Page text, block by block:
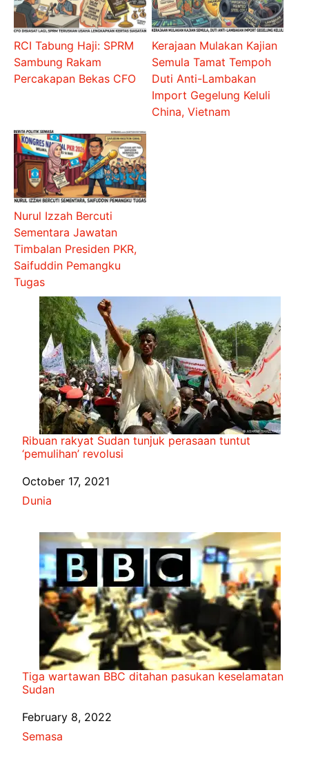
RCI Tabung Haji: SPRM
Sambung Rakam
Percakapan Bekas CFO
Kerajaan Mulakan Kajian
Semula Tamat Tempoh
Duti Anti-Lambakan
Import Gegelung Keluli
China, Vietnam
Nurul Izzah Bercuti
Sementara Jawatan
Timbalan Presiden PKR,
Saifuddin Pemangku
Tugas
Ribuan rakyat Sudan tunjuk perasaan tuntut
‘pemulihan’ revolusi
Date
October 17, 2021
In relation to
Dunia
Tiga wartawan BBC ditahan pasukan keselamatan
Sudan
Date
February 8, 2022
In relation to
Semasa